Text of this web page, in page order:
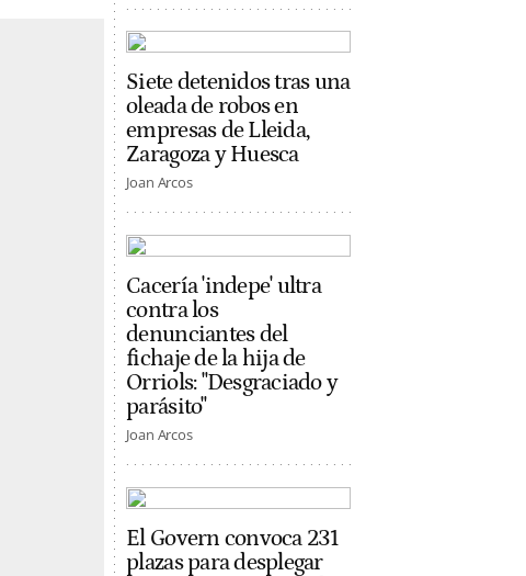
Siete detenidos tras una
oleada de robos en
empresas de Lleida,
Zaragoza y Huesca
Joan Arcos
Cacería 'indepe' ultra
contra los
denunciantes del
fichaje de la hija de
Orriols: "Desgraciado y
parásito"
Joan Arcos
El Govern convoca 231
plazas para desplegar